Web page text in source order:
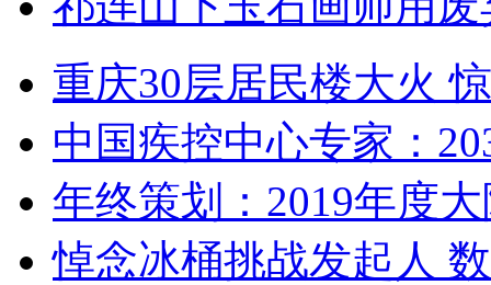
重庆30层居民楼大火
中国疾控中心专家：
年终策划：2019年度
悼念冰桶挑战发起人